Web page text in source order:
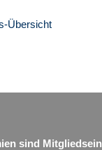
Übersicht
sind